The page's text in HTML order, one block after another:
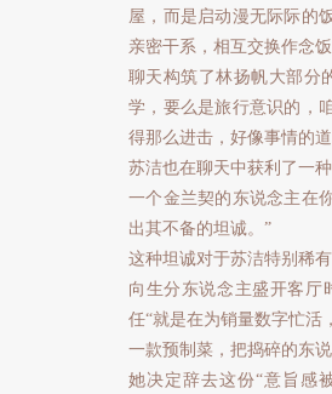
屋，而是启动漫无际际的
亲密干系，相互交换作念
聊天构筑了林扬帆大部分
学，要么是旅行意识的，
得那么进击，好像事情的
苏洁也在聊天中获利了一
一个金兰契的东说念主在
出其不备的坦诚。”
这种坦诚对于苏洁特别稀
向生分东说念主盛开客厅
任“就是在为销量数字忙活
一款预制菜，把捣碎的东
她决定辞去这份“意旨感